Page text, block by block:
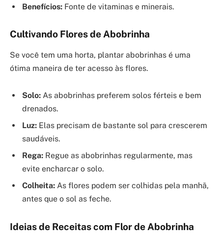
Benefícios: Fonte de vitaminas e minerais.
Cultivando Flores de Abobrinha
Se você tem uma horta, plantar abobrinhas é uma
ótima maneira de ter acesso às flores.
Solo: As abobrinhas preferem solos férteis e bem
drenados.
Luz: Elas precisam de bastante sol para crescerem
saudáveis.
Rega: Regue as abobrinhas regularmente, mas
evite encharcar o solo.
Colheita: As flores podem ser colhidas pela manhã,
antes que o sol as feche.
Ideias de Receitas com Flor de Abobrinha